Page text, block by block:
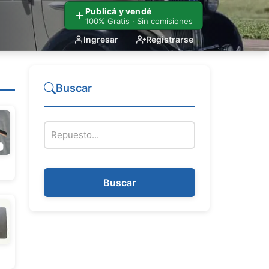
Publicá y vendé
100% Gratis · Sin comisiones
Ingresar Registrarse
Buscar
Buscar